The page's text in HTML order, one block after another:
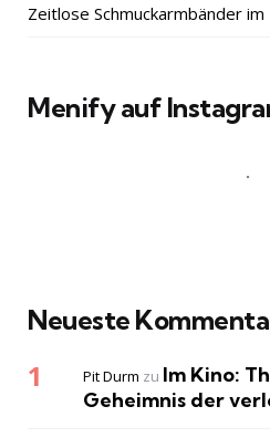
Zeitlose Schmuckarmbänder
Menify auf
Neueste
Pit Durm zu Im Kino:
Geheimnis der